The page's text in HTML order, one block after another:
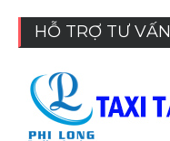
HỖ TRỢ TƯ VẤN